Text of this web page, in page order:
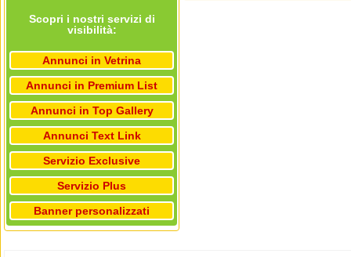
Scopri i nostri servizi di
visibilità:
Annunci in Vetrina
Annunci in Premium List
Annunci in Top Gallery
Annunci Text Link
Servizio Exclusive
Servizio Plus
Banner personalizzati